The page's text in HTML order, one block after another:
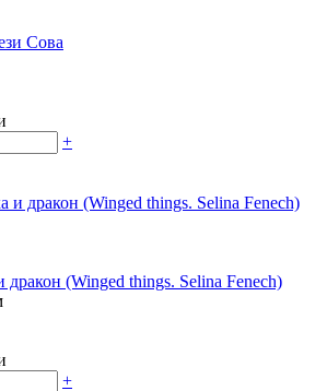
Сова
+
дракон (Winged things. Selina Fenech)
+